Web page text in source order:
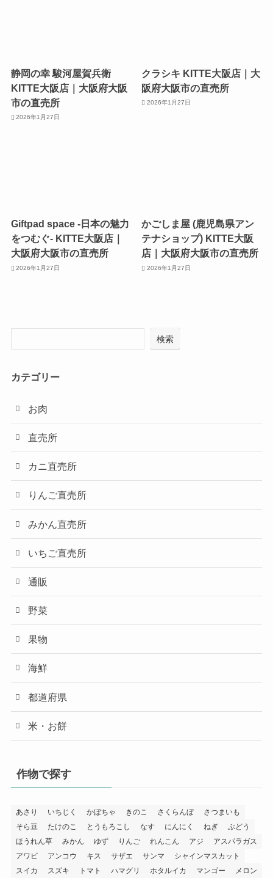
静岡の幸 駿河屋賀兵衛
KITTE大阪店｜大阪府大阪
市の直売所
2026年1月27日
クラシキ KITTE大阪店｜大
阪府大阪市の直売所
2026年1月27日
Giftpad space -日本の魅力
をつむぐ- KITTE大阪店｜
大阪府大阪市の直売所
2026年1月27日
かごしま屋 (鹿児島県アン
テナショップ) KITTE大阪
店｜大阪府大阪市の直売所
2026年1月27日
検索
カテゴリー
お肉
直売所
カニ直売所
りんご直売所
みかん直売所
いちご直売所
通販
野菜
果物
海鮮
都道府県
米・お餅
作物で探す
あさり いちじく かぼちゃ きのこ さくらんぼ
さつまいも
そら豆
たけのこ とうもろこし なす にんにく ねぎ
ぶどう
ほうれん草
みかん ゆず りんご れんこん アジ
アスパラガス
アワビ
アンコウ キス サザエ サンマ
シャインマスカット
スイカ
スズキ トマト ハマグリ ホタルイカ マンゴー メロン